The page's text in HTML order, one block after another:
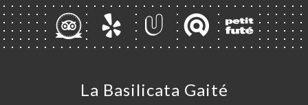
La Basilicata Gaité